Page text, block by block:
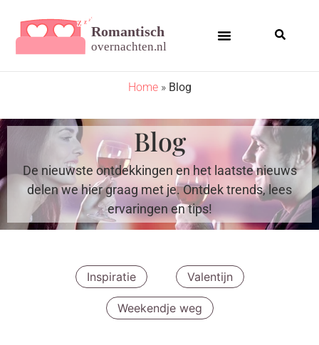
Home» Blog
Blog
De nieuwste ontdekkingen en het laatste nieuws
delen we hier graag met je. Ontdek trends, lees
ervaringen en tips!​
Inspiratie Valentijn
Weekendje weg